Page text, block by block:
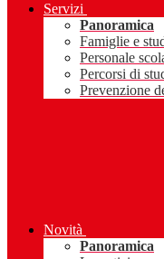
Servizi
Panoramica
Famiglie e
Personale
Percorsi di
Prevenzione
Novità
Panoramica